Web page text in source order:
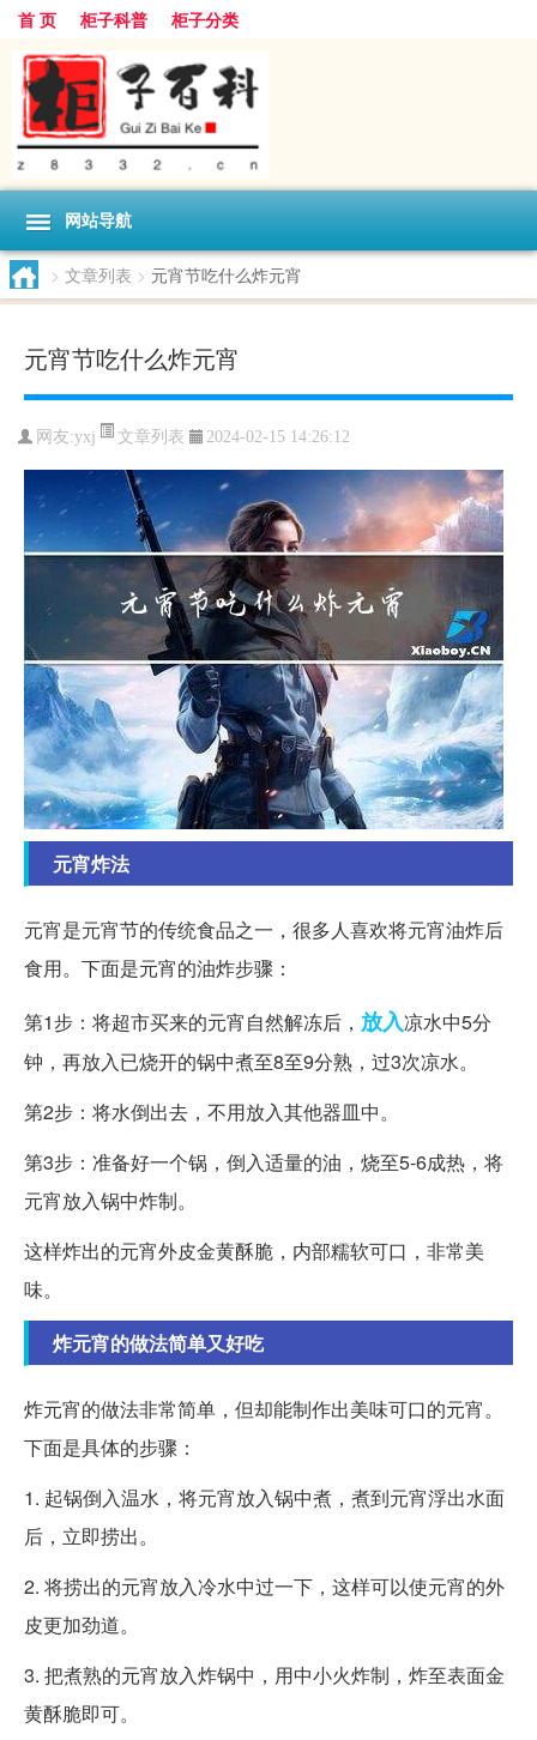
首 页 柜子科普 柜子分类
网站导航
> 文章列表 > 元宵节吃什么炸元宵
元宵节吃什么炸元宵
网友:yxj 文章列表 2024-02-15 14:26:12
元宵炸法
元宵是元宵节的传统食品之一，很多人喜欢将元宵油炸后
食用。下面是元宵的油炸步骤：
第1步：将超市买来的元宵自然解冻后， 放入凉水中5分
钟，再放入已烧开的锅中煮至8至9分熟，过3次凉水。
第2步：将水倒出去，不用放入其他器皿中。
第3步：准备好一个锅，倒入适量的油，烧至5-6成热，将
元宵放入锅中炸制。
这样炸出的元宵外皮金黄酥脆，内部糯软可口，非常美
味。
炸元宵的做法简单又好吃
炸元宵的做法非常简单，但却能制作出美味可口的元宵。
下面是具体的步骤：
1. 起锅倒入温水，将元宵放入锅中煮，煮到元宵浮出水面
后，立即捞出。
2. 将捞出的元宵放入冷水中过一下，这样可以使元宵的外
皮更加劲道。
3. 把煮熟的元宵放入炸锅中，用中小火炸制，炸至表面金
黄酥脆即可。